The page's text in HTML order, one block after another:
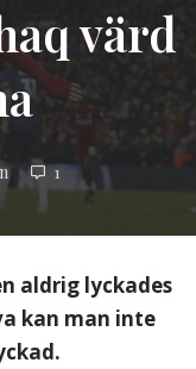
värd
1
aldrig lyckades
kan man inte